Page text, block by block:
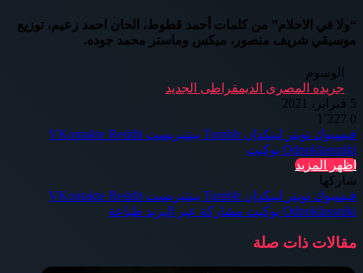
“ولا في الاحلام” من كلمات أحمد قطوط، الحان احمد زعيم، توزيع
موسيقي شريف منصور، ميكس وماستر محمد جوده.
الوسوم
جريده المصرى الديمقراطى الجديد
5 فبراير، 2021
0
فيسبوك تويتر لينكدإن بينتيريست
Odnoklassniki بوكيت
اظهر المزيد
شاركها
فيسبوك تويتر لينكدإن بينتيريست
Odnoklassniki بوكيت مشاركة عبر البريد طباعة
مقالات ذات صلة